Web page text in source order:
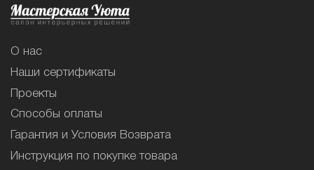
О нас
Наши сертификаты
Проекты
Способы оплаты
Гарантия и Условия Возврата
Инструкция по покупке товара